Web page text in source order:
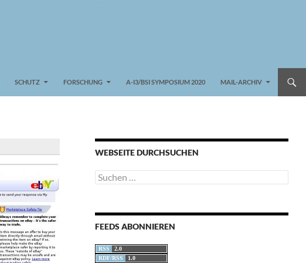
SCHUTZ FORSCHUNG A-I3/BSI SYMPOSIUM 2020 MAIL-ARCHIV
WEBSEITE DURCHSUCHEN
Suchen
nach:
FEEDS ABONNIEREN
RSS
2.0
RDF/RSS
1.0